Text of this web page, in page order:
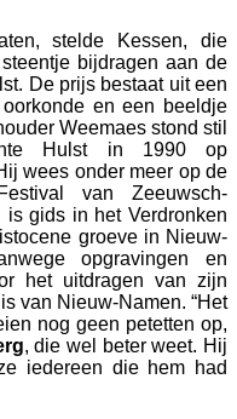
stelde Kessen, die
bijdragen aan de
De prijs bestaat uit een
en een beeldje
Weemaes stond stil
Hulst in 1990 op
wees onder meer op de
van Zeeuwsch-
is gids in het Verdronken
groeve in Nieuw-
opgravingen en
het uitdragen van zijn
van Nieuw-Namen. “Het
nog geen petetten op,
, die wel beter weet. Hij
iedereen die hem had